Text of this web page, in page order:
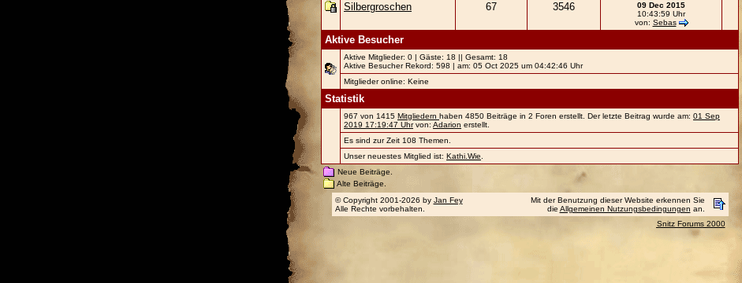
Silbergroschen 67 3546
09 Dec 2015
10:43:59 Uhr
von: Sebas
Aktive Besucher
Aktive Mitglieder: 0 | Gäste: 18 || Gesamt: 18
Aktive Besucher Rekord: 598 | am: 05 Oct 2025 um 04:42:46 Uhr
Mitglieder online: Keine
Statistik
967 von 1415 Mitgliedern haben 4850 Beiträge in 2 Foren erstellt. Der letzte Beitrag wurde am: 01 Sep
2019 17:19:47 Uhrvon: Adarion erstellt.
Es sind zur Zeit 108 Themen.
Unser neuestes Mitglied ist: Kathi.Wie
Neue Beiträge.
Alte Beiträge.
© Copyright 2001-2026 by Jan Fey
Alle Rechte vorbehalten.
Mit der Benutzung dieser Website erkennen Sie
die Allgemeinen Nutzungsbedingungen an.
Snitz Forums 2000